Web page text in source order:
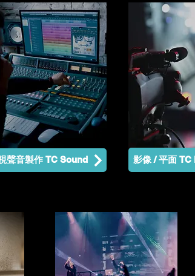
聲音製作 TC Sound 影像 / 平面